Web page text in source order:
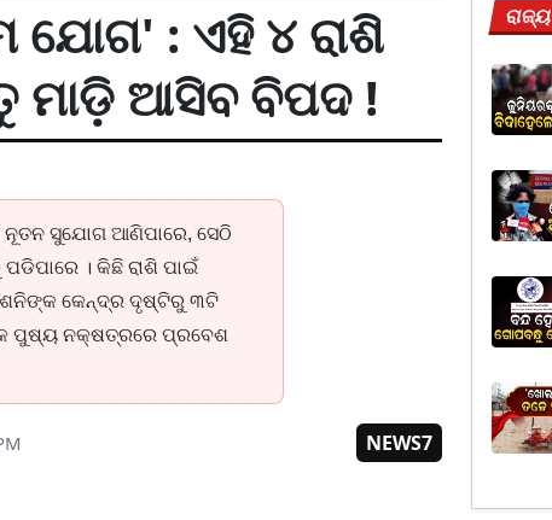
: ଏହି ୪ ରାଶି
ମାଡ଼ି ଆସିବ ବିପଦ !
ନୂତନ ସୁଯୋଗ ଆଣିପାରେ, ସେଠି
। କିଛି ରାଶି ପାଇଁ
ଶନିଙ୍କ କେନ୍ଦ୍ର ଦୃଷ୍ଟିରୁ ୩ଟି
ପୁଷ୍ୟ ନକ୍ଷତ୍ରରେ ପ୍ରବେଶ
NEWS7
ରାଜ୍ୟ